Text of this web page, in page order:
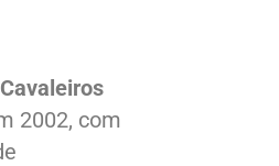
2002, com